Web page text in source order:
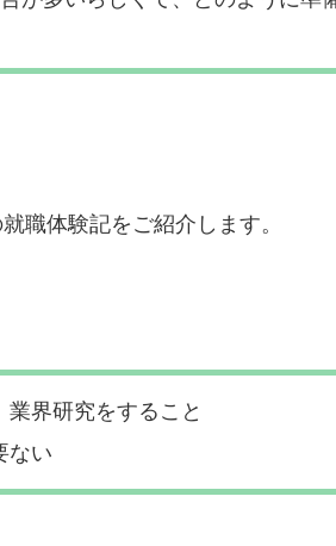
職体験記をご紹介します。
界研究をすること
ない